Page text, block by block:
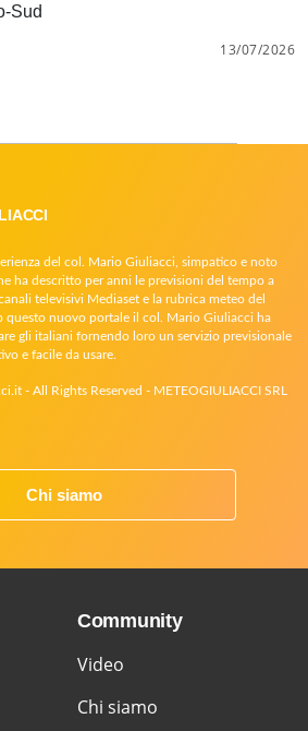
Sud
13/07/2026
del col. Mario Giuliacci, simpatico e noto
ha descritto per anni le previsioni del tempo a
televisivi Mediaset e la rubrica meteo del
questo nuovo portale il col. Mario Giuliacci ha
gli italiani fornendo loro un servizio previsionale
e facile da usare.
- All Rights Reserved - METEOGIULIACCI SRL
Chi siamo
Community
Video
Chi siamo